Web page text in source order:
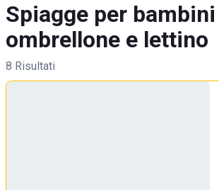
Spiagge per
ombrellone e lettino
8 Risultati